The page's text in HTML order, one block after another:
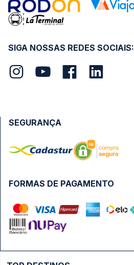
SIGA NOSSAS REDES SOCIAIS:
FORMAS DE PAGAMENTO
SEGURANÇA